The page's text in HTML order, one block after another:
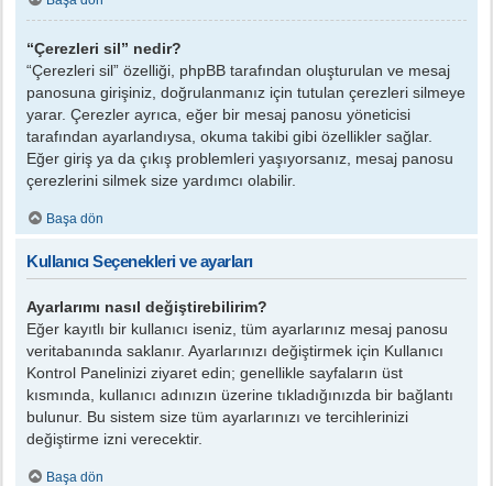
“Çerezleri sil” nedir?
“Çerezleri sil” özelliği, phpBB tarafından oluşturulan ve mesaj
panosuna girişiniz, doğrulanmanız için tutulan çerezleri silmeye
yarar. Çerezler ayrıca, eğer bir mesaj panosu yöneticisi
tarafından ayarlandıysa, okuma takibi gibi özellikler sağlar.
Eğer giriş ya da çıkış problemleri yaşıyorsanız, mesaj panosu
çerezlerini silmek size yardımcı olabilir.
Başa dön
Kullanıcı Seçenekleri ve ayarları
Ayarlarımı nasıl değiştirebilirim?
Eğer kayıtlı bir kullanıcı iseniz, tüm ayarlarınız mesaj panosu
veritabanında saklanır. Ayarlarınızı değiştirmek için Kullanıcı
Kontrol Panelinizi ziyaret edin; genellikle sayfaların üst
kısmında, kullanıcı adınızın üzerine tıkladığınızda bir bağlantı
bulunur. Bu sistem size tüm ayarlarınızı ve tercihlerinizi
değiştirme izni verecektir.
Başa dön